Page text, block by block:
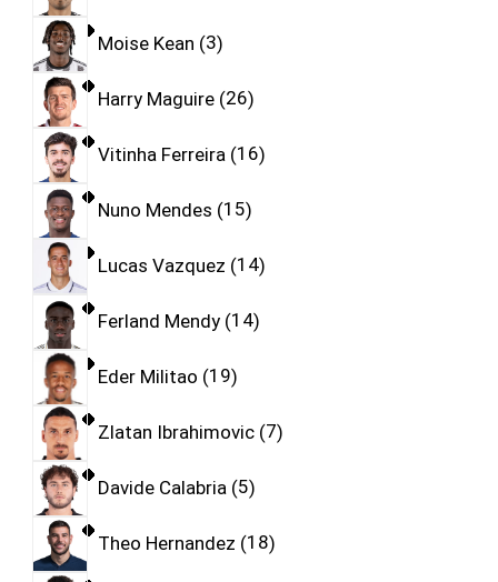
Moise Kean 3
Harry Maguire 26
Vitinha Ferreira 16
Nuno Mendes 15
Lucas Vazquez 14
Ferland Mendy 14
Eder Militao 19
Zlatan Ibrahimovic 7
Davide Calabria 5
Theo Hernandez 18